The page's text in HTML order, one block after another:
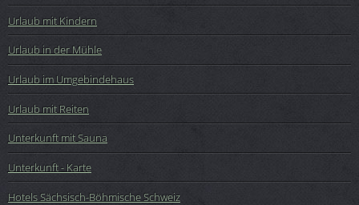
Urlaub mit Kindern
Urlaub in der Mühle
Urlaub im Umgebindehaus
Urlaub mit Reiten
Unterkunft mit Sauna
Unterkunft - Karte
Hotels Sächsisch-Böhmische Schweiz